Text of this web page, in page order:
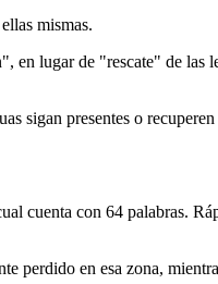
mismas.
en lugar de "rescate" de las
sigan presentes o
cuenta con 64 palabras.
perdido en esa zona,